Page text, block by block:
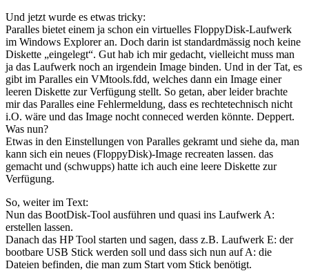
Und jetzt wurde es etwas tricky:
Paralles bietet einem ja schon ein virtuelles FloppyDisk-Laufwerk
im Windows Explorer an. Doch darin ist standardmässig noch keine
Diskette „eingelegt“. Gut hab ich mir gedacht, vielleicht muss man
ja das Laufwerk noch an irgendein Image binden. Und in der Tat, es
gibt im Paralles ein VMtools.fdd, welches dann ein Image einer
leeren Diskette zur Verfügung stellt. So getan, aber leider brachte
mir das Paralles eine Fehlermeldung, dass es rechtetechnisch nicht
i.O. wäre und das Image nocht conneced werden könnte. Deppert.
Was nun?
Etwas in den Einstellungen von Paralles gekramt und siehe da, man
kann sich ein neues (FloppyDisk)-Image recreaten lassen. das
gemacht und (schwupps) hatte ich auch eine leere Diskette zur
Verfügung.
So, weiter im Text:
Nun das BootDisk-Tool ausführen und quasi ins Laufwerk A:
erstellen lassen.
Danach das HP Tool starten und sagen, dass z.B. Laufwerk E: der
bootbare USB Stick werden soll und dass sich nun auf A: die
Dateien befinden, die man zum Start vom Stick benötigt.